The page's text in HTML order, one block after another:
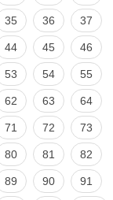
35 36 37
44 45 46
53 54 55
62 63 64
71 72 73
80 81 82
89 90 91